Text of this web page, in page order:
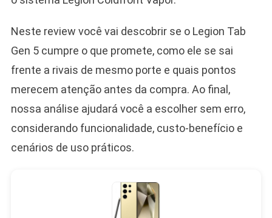
Neste review você vai descobrir se o Legion Tab
Gen 5 cumpre o que promete, como ele se sai
frente a rivais de mesmo porte e quais pontos
merecem atenção antes da compra. Ao final,
nossa análise ajudará você a escolher sem erro,
considerando funcionalidade, custo-benefício e
cenários de uso práticos.